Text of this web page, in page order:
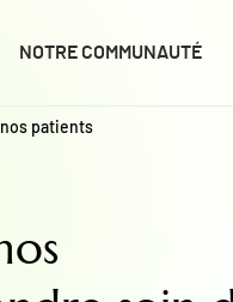
NOTRE COMMUNAUTÉ
patients